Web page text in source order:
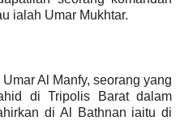
ialah Umar Mukhtar.
Al Manfy, seorang yang
di Tripolis Barat dalam
di Al Bathnan iaitu di